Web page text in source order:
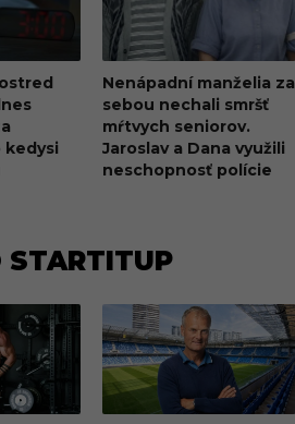
kedysi
Nenápadní manželia za
sebou nechali smršť
mŕtvych seniorov.
Jaroslav a Dana využili
neschopnosť polície
STARTITUP